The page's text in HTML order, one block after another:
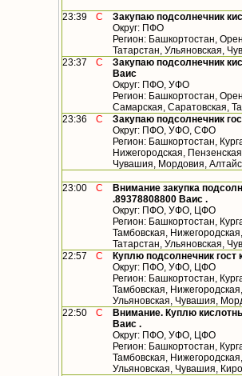
23:39 С
Закупаю подсолнечник
Округ: ПФО
Регион: Башкортостан,
Татарстан, Ульяновская,
23:37
С
Закупаю подсолнечник
Ваис
Округ: ПФО, УФО
Регион: Башкортостан,
Самарская, Саратовская,
23:36
С
Закупаю подсолнечник
Округ: ПФО, УФО, СФО
Регион: Башкортостан,
Нижегородская,
Чувашия, Мордовия,
23:00 С
Внимание закупка
.89378808800 Ваис .
Округ: ПФО, УФО, ЦФО
Регион: Башкортостан,
Тамбовская,
Татарстан, Ульяновская,
22:57
С
Куплю подсолнечник
Округ: ПФО, УФО, ЦФО
Регион: Башкортостан,
Тамбовская,
Ульяновская, Чувашия,
22:50
С
Внимание. Куплю
Ваис .
Округ: ПФО, УФО, ЦФО
Регион: Башкортостан,
Тамбовская,
Ульяновская, Чувашия,